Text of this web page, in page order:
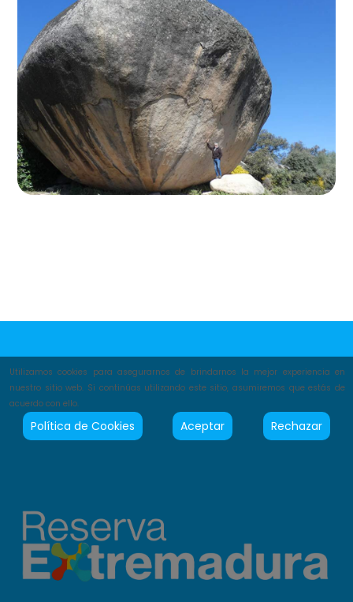
Utilizamos cookies para asegurarnos de brindarnos la mejor experiencia en
nuestro sitio web. Si continúas utilizando este sitio, asumiremos que estás de
acuerdo con ello.
Política de Cookies Aceptar Rechazar